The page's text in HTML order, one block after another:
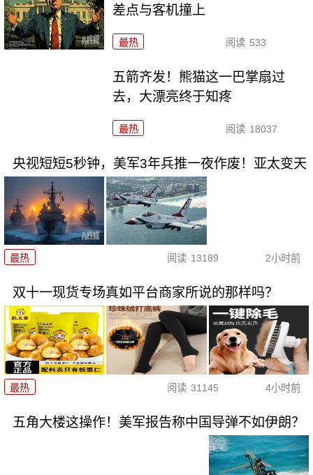
差点与客机撞上
最热 阅读 533
五箭齐发！熊猫这一巴掌扇过
去，大漂亮终于知疼
最热 阅读 18037
央视短短5秒钟，美军3年兵推一夜作废！亚太变天
最热 阅读 13189 2小时前
双十一现货专场真如平台商家所说的那样吗？
最热 阅读 31145 4小时前
五角大楼这操作！美军报告称中国导弹不如伊朗？